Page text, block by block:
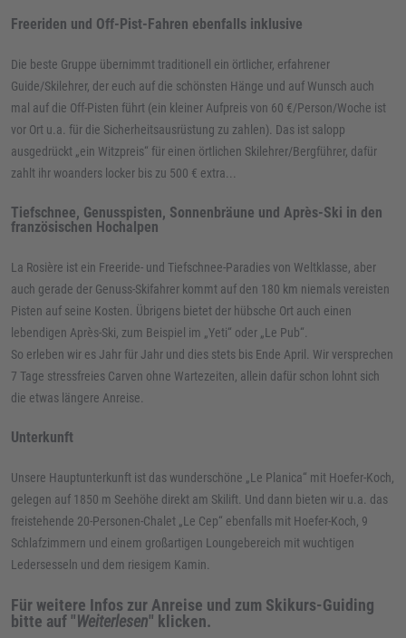
Freeriden und Off-Pist-Fahren ebenfalls inklusive
Die beste Gruppe übernimmt traditionell ein örtlicher, erfahrener
Guide/Skilehrer, der euch auf die schönsten Hänge und auf Wunsch auch
mal auf die Off-Pisten führt (ein kleiner Aufpreis von 60 €/Person/Woche ist
vor Ort u.a. für die Sicherheitsausrüstung zu zahlen). Das ist salopp
ausgedrückt „ein Witzpreis“ für einen örtlichen Skilehrer/Bergführer, dafür
zahlt ihr woanders locker bis zu 500 € extra...
Tiefschnee, Genusspisten, Sonnenbräune und Après-Ski in den
französischen Hochalpen
La Rosière ist ein Freeride- und Tiefschnee-Paradies von Weltklasse, aber
auch gerade der Genuss-Skifahrer kommt auf den 180 km niemals vereisten
Pisten auf seine Kosten. Übrigens bietet der hübsche Ort auch einen
lebendigen Après-Ski, zum Beispiel im „Yeti“ oder „Le Pub“.
So erleben wir es Jahr für Jahr und dies stets bis Ende April. Wir versprechen
7 Tage stressfreies Carven ohne Wartezeiten, allein dafür schon lohnt sich
die etwas längere Anreise.
Unterkunft
Unsere Hauptunterkunft ist das wunderschöne „Le Planica“ mit Hoefer-Koch,
gelegen auf 1850 m Seehöhe direkt am Skilift. Und dann bieten wir u.a. das
freistehende 20-Personen-Chalet „Le Cep“ ebenfalls mit Hoefer-Koch, 9
Schlafzimmern und einem großartigen Loungebereich mit wuchtigen
Ledersesseln und dem riesigem Kamin.
Für weitere Infos zur Anreise und zum Skikurs-Guiding
bitte auf "Weiterlesen" klicken.